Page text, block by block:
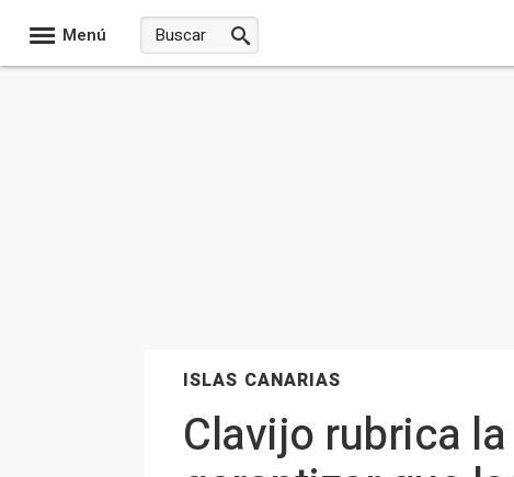
Menú
ISLAS CANARIAS
Clavijo rubrica